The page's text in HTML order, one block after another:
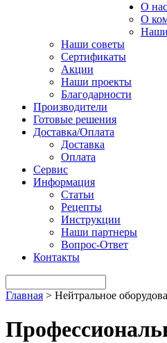
О нас
О
Наши
Наши советы
Сертификаты
Акции
Наши проекты
Благодарности
Производители
Готовые решения
Доставка/Оплата
Доставка
Оплата
Сервис
Информация
Статьи
Рецепты
Инструкции
Наши партнеры
Вопрос-Ответ
Контакты
Главная > Нейтральное